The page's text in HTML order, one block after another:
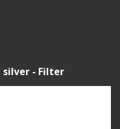
silver - Filter